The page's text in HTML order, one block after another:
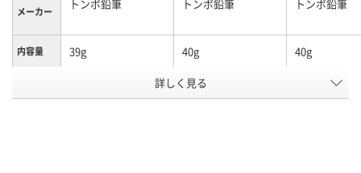
メーカー トンボ鉛筆 トンボ鉛筆 トンボ鉛筆
内容量 39g 40g 40g
通常
詳しく見る